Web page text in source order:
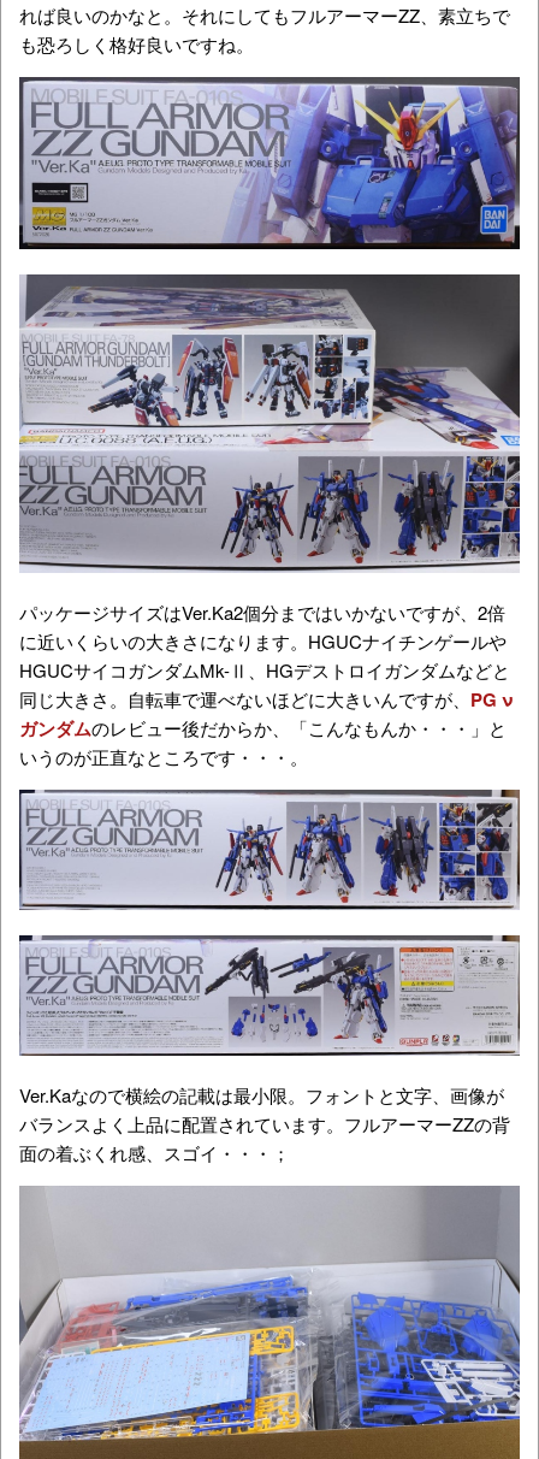
れば良いのかなと。それにしてもフルアーマーZZ、素立ちで
も恐ろしく格好良いですね。
パッケージサイズはVer.Ka2個分まではいかないですが、2倍
に近いくらいの大きさになります。HGUCナイチンゲールや
HGUCサイコガンダムMk-Ⅱ、HGデストロイガンダムなどと
同じ大きさ。自転車で運べないほどに大きいんですが、 PG ν
ガンダムのレビュー後だからか、「こんなもんか・・・」と
いうのが正直なところです・・・。
Ver.Kaなので横絵の記載は最小限。フォントと文字、画像が
バランスよく上品に配置されています。フルアーマーZZの背
面の着ぶくれ感、スゴイ・・・；